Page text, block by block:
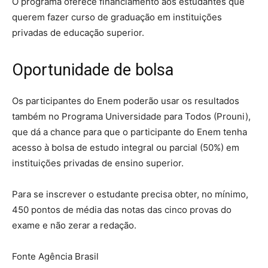
querem fazer curso de graduação em instituições
privadas de educação superior.
Oportunidade de bolsa
Os participantes do Enem poderão usar os resultados
também no Programa Universidade para Todos (Prouni),
que dá a chance para que o participante do Enem tenha
acesso à bolsa de estudo integral ou parcial (50%) em
instituições privadas de ensino superior.
Para se inscrever o estudante precisa obter, no mínimo,
450 pontos de média das notas das cinco provas do
exame e não zerar a redação.
Fonte Agência Brasil